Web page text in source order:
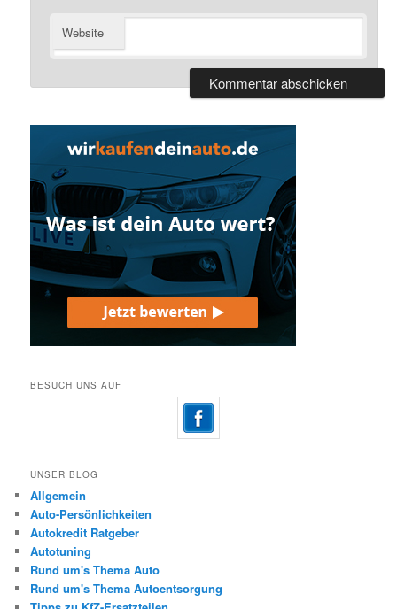
Website
BESUCH UNS AUF
UNSER BLOG
Allgemein
Auto-Persönlichkeiten
Autokredit Ratgeber
Autotuning
Rund um's Thema Auto
Rund um's Thema Autoentsorgung